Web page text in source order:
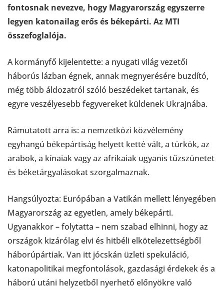
fontosnak nevezve, hogy Magyarország egyszerre
legyen katonailag erős és békepárti. Az MTI
összefoglalója.
A kormányfő kijelentette: a nyugati világ vezetői
háborús lázban égnek, annak megnyerésére buzdító,
még több áldozatról szóló beszédeket tartanak, és
egyre veszélyesebb fegyvereket küldenek Ukrajnába.
Rámutatott arra is: a nemzetközi közvélemény
egyhangú békepártiság helyett ketté vált, a türkök, az
arabok, a kínaiak vagy az afrikaiak ugyanis tűzszünetet
és béketárgyalásokat szorgalmaznak.
Hangsúlyozta: Európában a Vatikán mellett lényegében
Magyarország az egyetlen, amely békepárti.
Ugyanakkor – folytatta – nem szabad elhinni, hogy az
országok kizárólag elvi és hitbéli elkötelezettségből
háborúpártiak. Van itt jócskán üzleti spekuláció,
katonapolitikai megfontolások, gazdasági érdekek és a
háború utáni helyzetből nyerhető előnyökre való